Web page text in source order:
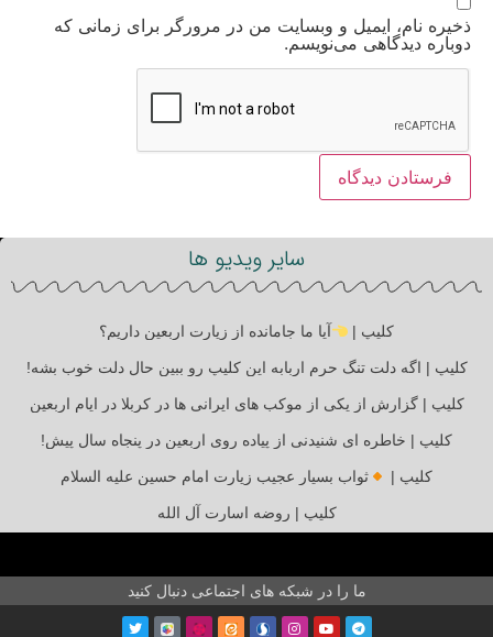
ذخیره نام، ایمیل و وبسایت من در مرورگر برای زمانی که
دوباره دیدگاهی می‌نویسم.
سایر ویدیو ها
کلیپ | آیا ما جامانده از زیارت اربعین داریم؟
کلیپ | اگه دلت تنگ حرم اربابه این کلیپ رو ببین حال دلت خوب بشه!
کلیپ | گزارش از یکی از موکب های ایرانی ها در کربلا در ایام اربعین
کلیپ | خاطره ای شنیدنی از پیاده روی اربعین در پنجاه سال پیش!
کلیپ | ثواب بسیار عجیب زیارت امام حسین علیه السلام
کلیپ | روضه اسارت آل الله
ما را در شبکه های اجتماعی دنبال کنید